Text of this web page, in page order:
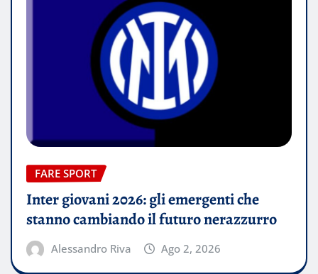
FARE SPORT
Inter giovani 2026: gli emergenti che
stanno cambiando il futuro nerazzurro
Alessandro Riva Ago 2, 2026